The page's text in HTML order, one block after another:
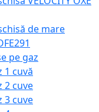
de mare
pe gaz
1 cuvă
2 cuve
3 cuve